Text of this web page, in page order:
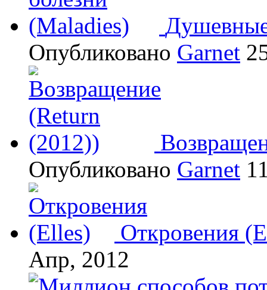
Опубликовано Garnet
Опубликовано Garnet
Откровения
Апр, 2012